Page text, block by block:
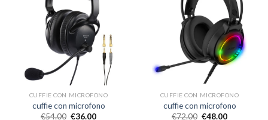
CUFFIE CON MICROFONO
cuffie con microfono
€54.00 €36.00
CUFFIE CON MICROFONO
cuffie con microfono
€72.00 €48.00